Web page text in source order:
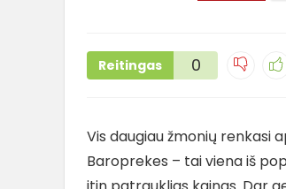
Reitingas 0
Vis daugiau žmonių renkasi
Baroprekes – tai viena iš